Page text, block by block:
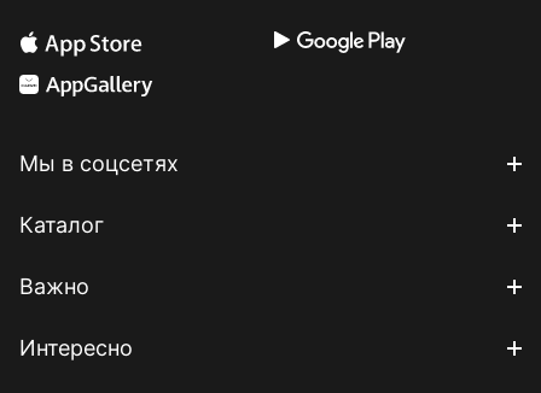
Мы в соцсетях
Каталог
Важно
Интересно